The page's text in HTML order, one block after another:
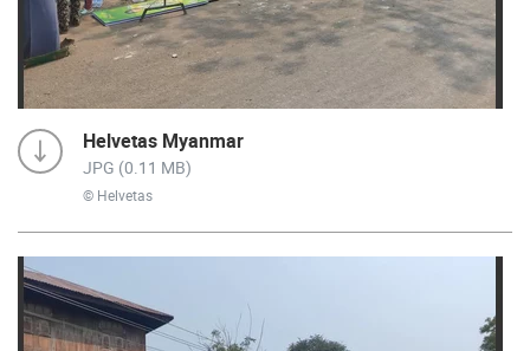
Helvetas Myanmar
JPG (0.11 MB)
© Helvetas